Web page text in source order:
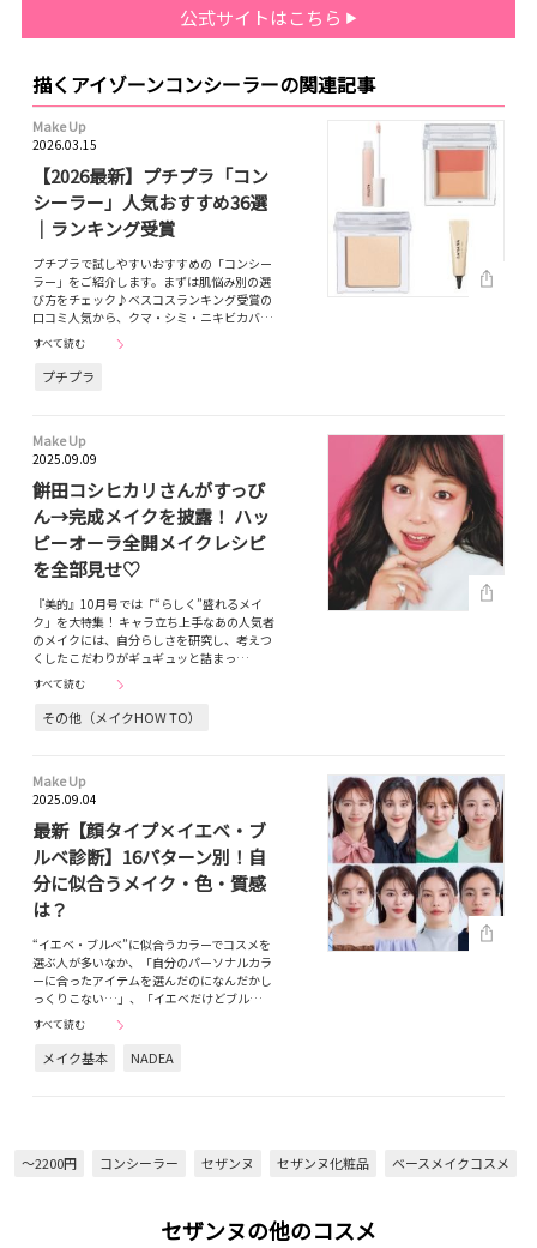
公式サイトはこちら
描くアイゾーンコンシーラーの関連記事
Make Up
2026.03.15
【2026最新】プチプラ「コン
シーラー」人気おすすめ36選
｜ランキング受賞
プチプラで試しやすいおすすめの「コンシー
ラー」をご紹介します。まずは肌悩み別の選
び方をチェック♪ベスコスランキング受賞の
口コミ人気から、クマ・シミ・ニキビカバ…
すべて読む
プチプラ
Make Up
2025.09.09
餅田コシヒカリさんがすっぴ
ん→完成メイクを披露！ ハッ
ピーオーラ全開メイクレシピ
を全部見せ♡
『美的』10月号では「“らしく”盛れるメイ
ク」を大特集！ キャラ立ち上手なあの人気者
のメイクには、自分らしさを研究し、考えつ
くしたこだわりがギュギュッと詰まっ…
すべて読む
その他（メイクHOW TO）
Make Up
2025.09.04
最新【顔タイプ×イエベ・ブ
ルベ診断】16パターン別！自
分に似合うメイク・色・質感
は？
“イエベ・ブルベ”に似合うカラーでコスメを
選ぶ人が多いなか、「自分のパーソナルカラ
ーに合ったアイテムを選んだのになんだかし
っくりこない…」、「イエベだけどブル…
すべて読む
メイク基本 NADEA
～2200円 コンシーラー セザンヌ セザンヌ化粧品 ベースメイクコスメ
セザンヌの他のコスメ